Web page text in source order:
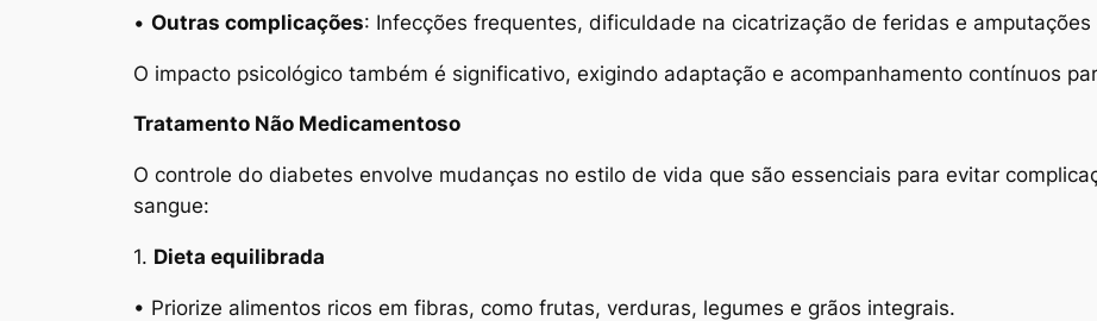
• Outras complicações: Infecções frequentes, dificuldade na cicatrização de feridas e amputações
O impacto psicológico também é significativo, exigindo adaptação e acompanhamento contínuos
Tratamento Não Medicamentoso
O controle do diabetes envolve mudanças no estilo de vida que são essenciais para evitar
sangue:
1. Dieta equilibrada
• Priorize alimentos ricos em fibras, como frutas, verduras, legumes e grãos integrais.